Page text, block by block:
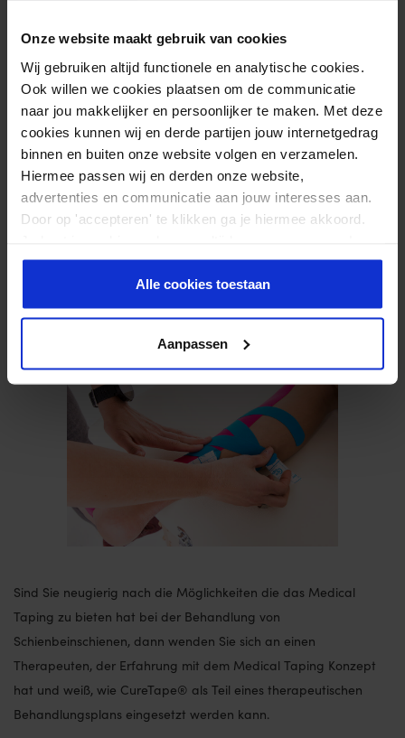
Onze website maakt gebruik van cookies
Wij gebruiken altijd functionele en analytische cookies.
Ook willen we cookies plaatsen om de communicatie
naar jou makkelijker en persoonlijker te maken. Met deze
cookies kunnen wij en derde partijen jouw internetgedrag
binnen en buiten onze website volgen en verzamelen.
Hiermee passen wij en derden onze website,
advertenties en communicatie aan jouw interesses aan.
Door op 'accepteren' te klikken ga je hiermee akkoord.
er meer over in onsprivacy beleid.
Alle cookies toestaan
Aanpassen
werden je nach Größe des Bereichs ein oder zwei Y-Tapes mit
einer Faszientechnik (Jigglet-Technik) angebracht. Diese Technik
wird eingesetzt, um die Bewegungsrichtung zu beeinflussen.
Achten Sie darauf, dass der Anfang des Y-Tapes genau an der
Schmerzstelle angebracht wird und bringen Sie dann die beiden
Streifen unter Rüttlung mit ca. 40% Dehnung an.
Sind Sie neugierig nach die Möglichkeiten die das Medical
Taping zu bieten hat bei der Behandlung von
Schienbeinschienen, dann wenden Sie sich an einen
Therapeuten, der Erfahrung mit dem Medical Taping Konzept
hat und weiß, wie CureTape® als Teil eines therapeutischen
Behandlungsplans eingesetzt werden kann.